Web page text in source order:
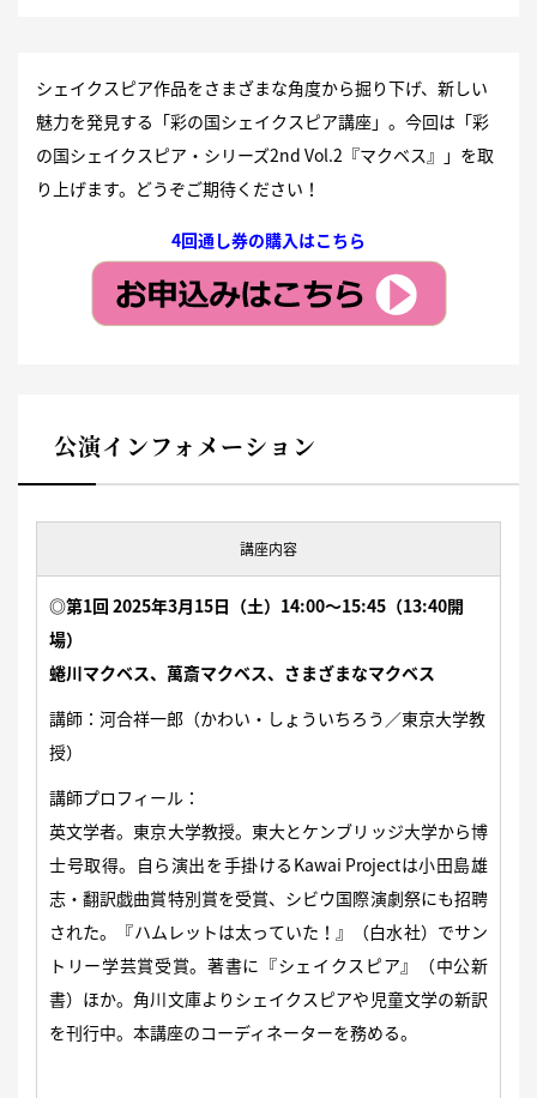
シェイクスピア作品をさまざまな角度から掘り下げ、新しい
魅力を発見する「彩の国シェイクスピア講座」。今回は「彩
の国シェイクスピア・シリーズ2nd Vol.2『マクベス』」を取
り上げます。どうぞご期待ください！
4回通し券の購入はこちら
公演インフォメーション
講座内容
◎第1回 2025年3月15日（土）14:00～15:45（13:40開
場）
蜷川マクベス、萬斎マクベス、さまざまなマクベス
講師：河合祥一郎（かわい・しょういちろう／東京大学教
授）
講師プロフィール：
英文学者。東京大学教授。東大とケンブリッジ大学から博
士号取得。自ら演出を手掛けるKawai Projectは小田島雄
志・翻訳戯曲賞特別賞を受賞、シビウ国際演劇祭にも招聘
された。『ハムレットは太っていた！』（白水社）でサン
トリー学芸賞受賞。著書に『シェイクスピア』（中公新
書）ほか。角川文庫よりシェイクスピアや児童文学の新訳
を刊行中。本講座のコーディネーターを務める。